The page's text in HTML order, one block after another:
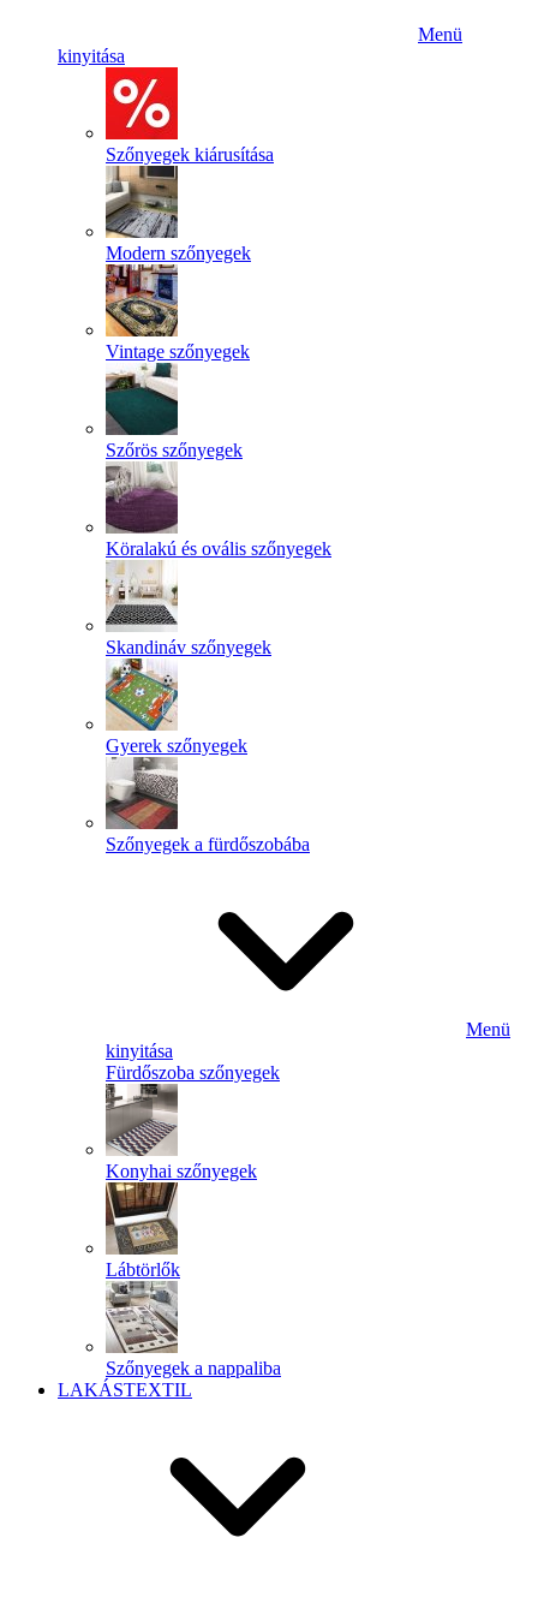
Menü
kinyitása
Szőnyegek kiárusítása
Modern szőnyegek
Vintage szőnyegek
Szőrös szőnyegek
Köralakú és ovális szőnyegek
Skandináv szőnyegek
Gyerek szőnyegek
Szőnyegek a fürdőszobába
Menü
kinyitása
Fürdőszoba szőnyegek
Konyhai szőnyegek
Lábtörlők
Szőnyegek a nappaliba
LAKÁSTEXTIL